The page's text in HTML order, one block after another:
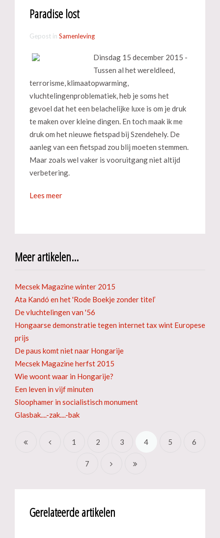
Paradise lost
Gepost in Samenleving
Dinsdag 15 december 2015 -
Tussen al het wereldleed,
terrorisme, klimaatopwarming,
vluchtelingenproblematiek, heb je soms het
gevoel dat het een belachelijke luxe is om je druk
te maken over kleine dingen. En toch maak ik me
druk om het nieuwe fietspad bij Szendehely. De
aanleg van een fietspad zou blij moeten stemmen.
Maar zoals wel vaker is vooruitgang niet altijd
verbetering.
Lees meer
Meer artikelen...
Mecsek Magazine winter 2015
Ata Kandó en het 'Rode Boekje zonder titel’
De vluchtelingen van '56
Hongaarse demonstratie tegen internet tax wint Europese
prijs
De paus komt niet naar Hongarije
Mecsek Magazine herfst 2015
Wie woont waar in Hongarije?
Een leven in vijf minuten
Sloophamer in socialistisch monument
Glasbak....-zak....-bak
1 2 3 4 5 6
7
Gerelateerde artikelen